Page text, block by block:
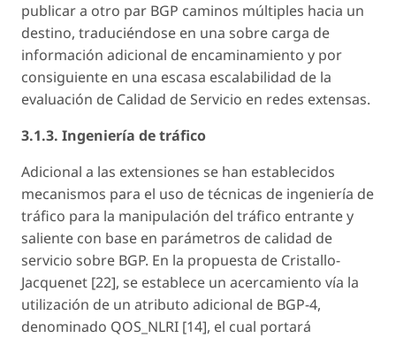
publicar a otro par BGP caminos múltiples hacia un
destino, traduciéndose en una sobre carga de
información adicional de encaminamiento y por
consiguiente en una escasa escalabilidad de la
evaluación de Calidad de Servicio en redes extensas.
3.1.3. Ingeniería de tráfico
Adicional a las extensiones se han establecidos
mecanismos para el uso de técnicas de ingeniería de
tráfico para la manipulación del tráfico entrante y
saliente con base en parámetros de calidad de
servicio sobre BGP. En la propuesta de Cristallo-
Jacquenet [22], se establece un acercamiento vía la
utilización de un atributo adicional de BGP-4,
denominado QOS_NLRI [14], el cual portará